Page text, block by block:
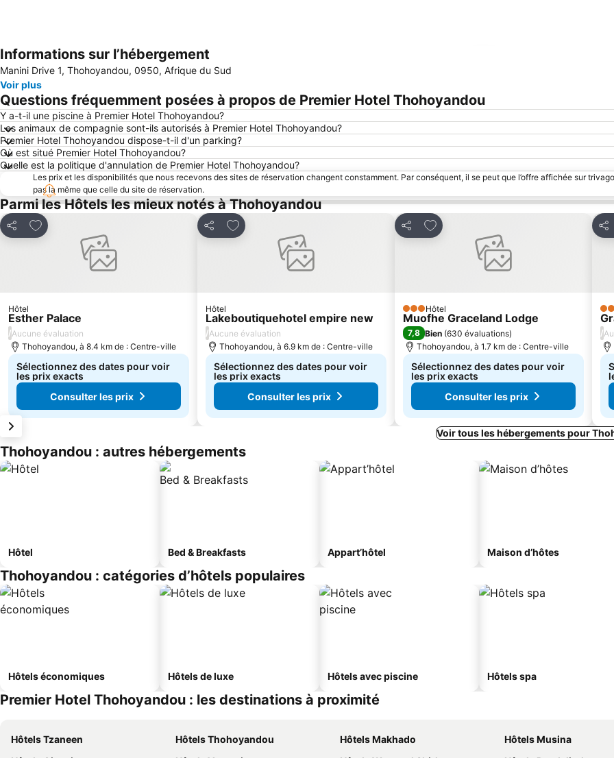
Informations sur l’hébergement
Manini Drive 1, Thohoyandou, 0950, Afrique du Sud
Voir plus
Questions fréquemment posées à propos de Premier Hotel Thohoyandou
Y a-t-il une piscine à Premier Hotel Thohoyandou?
Les animaux de compagnie sont-ils autorisés à Premier Hotel Thohoyandou?
Premier Hotel Thohoyandou dispose-t-il d'un parking?
Où est situé Premier Hotel Thohoyandou?
Quelle est la politique d'annulation de Premier Hotel Thohoyandou?
Les prix et les disponibilités que nous recevons des sites de réservation changent constamment. Par conséquent, il se peut que l’offre affichée sur
pas la même que celle du site de réservation.
Parmi les Hôtels les mieux notés à Thohoyandou
Partager
Ajouter à mes favoris
Hôtel
Esther Palace
/Aucune évaluation
Thohoyandou, à 8.4 km de : Centre-ville
Sélectionnez des dates pour voir
les prix exacts
Consulter les prix
Partager
Ajouter à mes favoris
Hôtel
Lakeboutiquehotel empire new
/Aucune évaluation
Thohoyandou, à 6.9 km de : Centre-ville
Sélectionnez des dates pour voir
les prix exacts
Consulter les prix
Partager
Ajouter à mes favoris
3 Étoiles
Hôtel
Muofhe Graceland Lodge
7,8 Bien (630 évaluations)
Thohoyandou, à 1.7 km de : Centre-ville
Sélectionnez des dates pour voir
les prix exacts
Consulter les prix
4
/
Voir tous les hébergements pour
Thohoyandou : autres hébergements
Hôtel Bed & Breakfasts Appart’hôtel Maison d’hôtes
Thohoyandou : catégories d’hôtels populaires
Hôtels économiques Hôtels de luxe Hôtels avec piscine Hôtels spa
Premier Hotel Thohoyandou : les destinations à proximité
Hôtels Tzaneen Hôtels Thohoyandou Hôtels Makhado
Hôtels Musina